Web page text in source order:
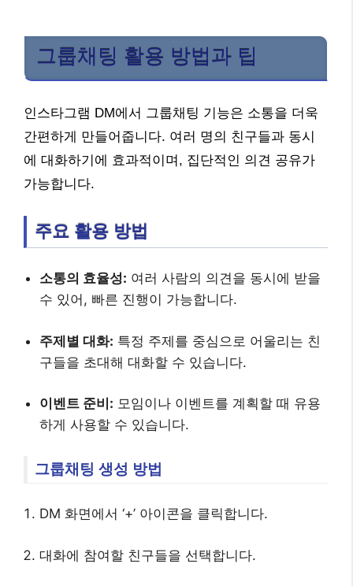
그룹채팅 활용 방법과 팁
인스타그램 DM에서 그룹채팅 기능은 소통을 더욱
간편하게 만들어줍니다. 여러 명의 친구들과 동시
에 대화하기에 효과적이며, 집단적인 의견 공유가
가능합니다.
주요 활용 방법
소통의 효율성: 여러 사람의 의견을 동시에 받을
수 있어, 빠른 진행이 가능합니다.
주제별 대화: 특정 주제를 중심으로 어울리는 친
구들을 초대해 대화할 수 있습니다.
이벤트 준비: 모임이나 이벤트를 계획할 때 유용
하게 사용할 수 있습니다.
그룹채팅 생성 방법
DM 화면에서 ‘+’ 아이콘을 클릭합니다.
대화에 참여할 친구들을 선택합니다.